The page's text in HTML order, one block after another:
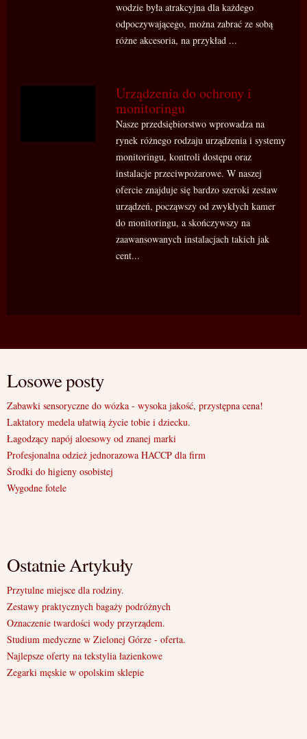
wodzie była atrakcyjna dla każdego
odpoczywającego, można zabrać ze sobą
różne akcesoria, na przykład ...
Urządzenia do ochrony i
monitoringu
Nasze przedsiębiorstwo wprowadza na
rynek różnego rodzaju urządzenia i systemy
monitoringu, kontroli dostępu oraz
instalacje przeciwpożarowe. W naszej
ofercie znajduje się bardzo szeroki zestaw
urządzeń, począwszy od zwykłych kamer
do monitoringu, a skończywszy na
zaawansowanych instalacjach takich jak
cent...
Losowe posty
Zabawki sensoryczne do wózka - wysoka jakość, przystępna cena!
Laktatory medela ułatwią życie tobie i dziecku.
Łagodzący napój aloesowy od znanej marki
Profesjonalna odzież jednorazowa HACCP dla firm
Środki do higieny osobistej
Wygodne fotele
Ostatnie Artykuły
Przytulne miejsce dla rodziny.
Zestawy praktycznych bagaży podróżnych
Oznaczenie twardości wody przyrządem.
Studium medyczne w Zielonej Górze - oferta.
Najlepsze oferty na tekstylia łazienkowe
Zegarki męskie w opolskim sklepie